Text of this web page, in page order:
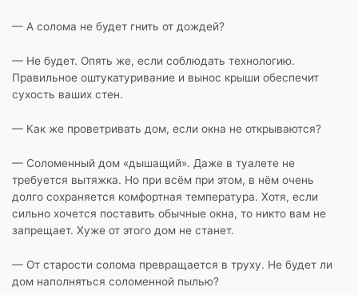
— А солома не будет гнить от дождей?
— Не будет. Опять же, если соблюдать технологию.
Правильное оштукатуривание и вынос крыши обеспечит
сухость ваших стен.
— Как же проветривать дом, если окна не открываются?
— Соломенный дом «дышащий». Даже в туалете не
требуется вытяжка. Но при всём при этом, в нём очень
долго сохраняется комфортная температура. Хотя, если
сильно хочется поставить обычные окна, то никто вам не
запрещает. Хуже от этого дом не станет.
— От старости солома превращается в труху. Не будет ли
дом наполняться соломенной пылью?